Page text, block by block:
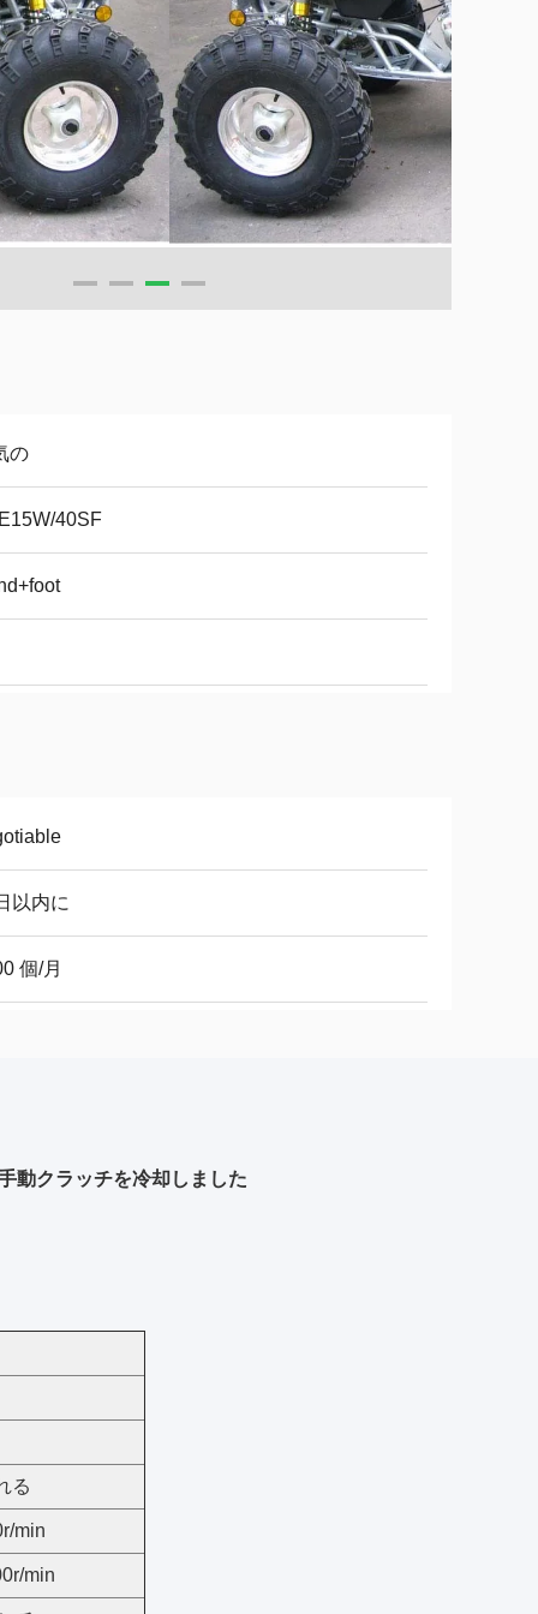
の
40SF
以内に
個/月
動クラッチを冷却しました
る
min
min